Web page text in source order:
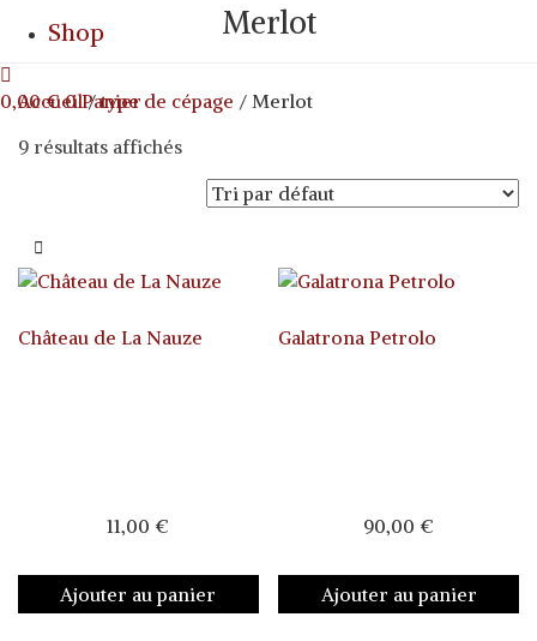
Shop
0,00€ 0 Panier
Merlot
Accueil/type de cépage / Merlot
9 résultats affichés
Château de La Nauze
11,00 €
Ajouter au panier
Galatrona Petrolo
90,00 €
Ajouter au panier